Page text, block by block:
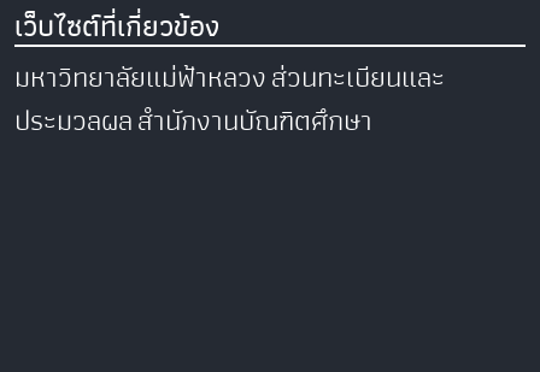
เว็บไซต์ที่เกี่ยวข้อง
มหาวิทยาลัยแม่ฟ้าหลวงส่วนทะเบียนและ
ประมวลผลสำนักงานบัณฑิตศึกษา